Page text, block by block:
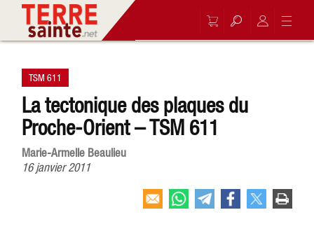
TSM 611
La tectonique des plaques du
Proche-Orient – TSM 611
Marie-Armelle Beaulieu
16 janvier 2011